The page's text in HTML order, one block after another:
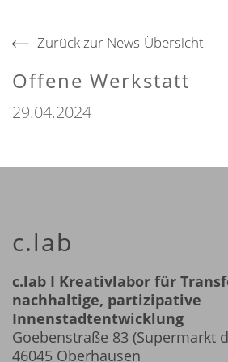
Offene Werkstatt
Zurück zur News-Übersicht
29.04.2024
c.lab
c.lab I Kreativlabor für
nachhaltige, partizipative
Innenstadtentwicklung
Goebenstraße 83 (Supermarkt
46045 Oberhausen